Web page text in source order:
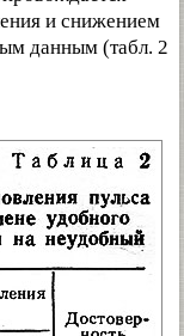
и снижением
данным (табл. 2